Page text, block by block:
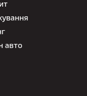
авто